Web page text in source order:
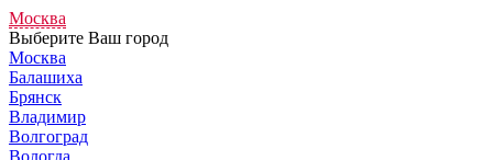
Москва
Выберите Ваш город
Москва
Балашиха
Брянск
Владимир
Волгоград
Вологда